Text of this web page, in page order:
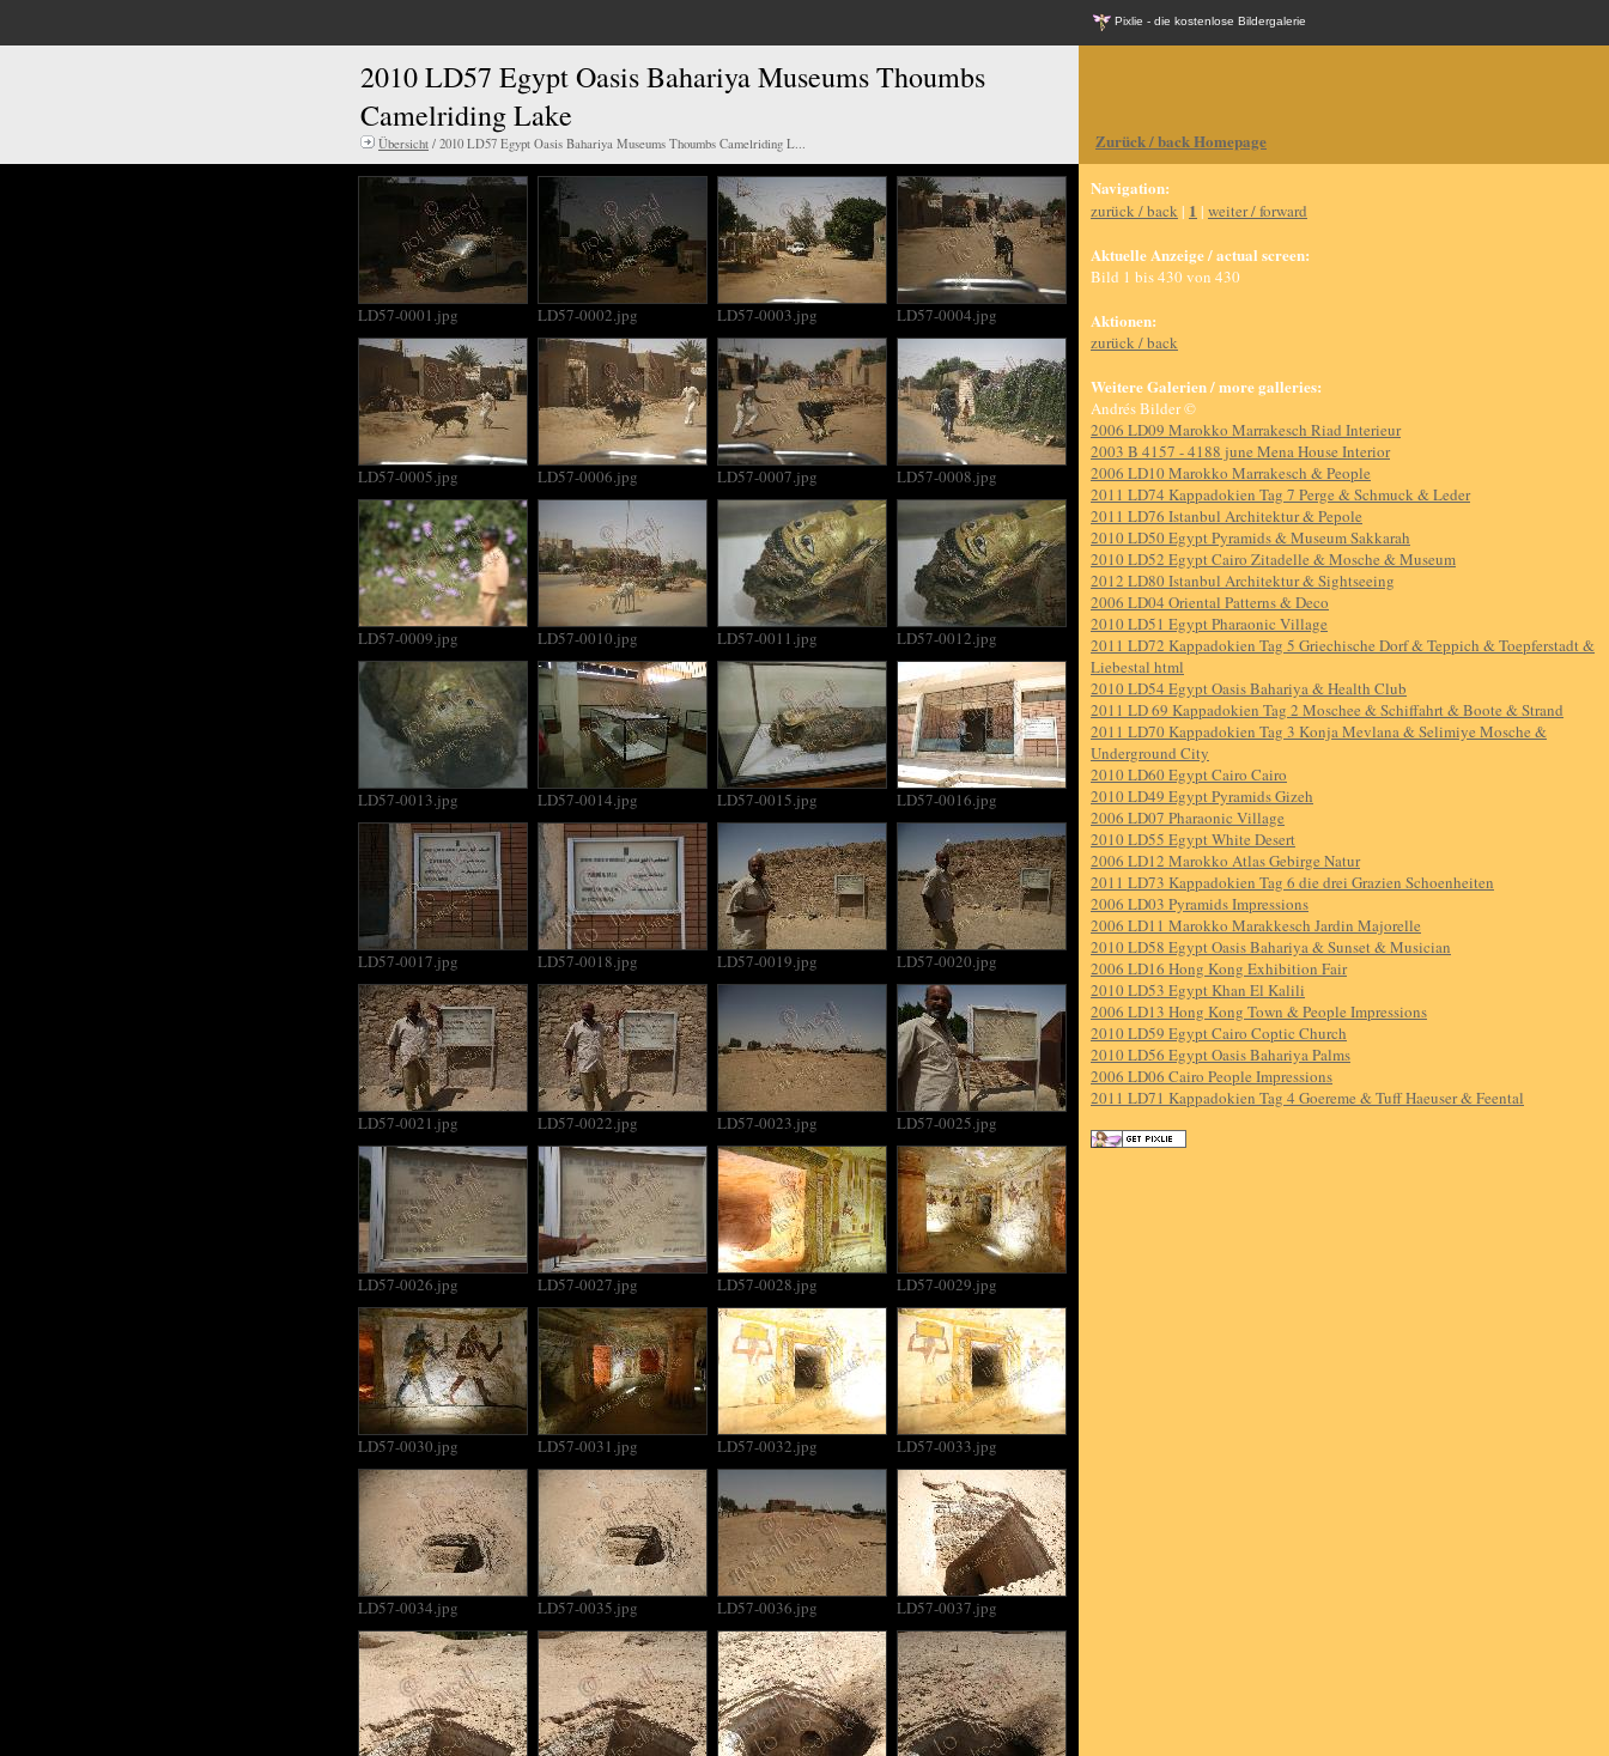
Pixlie - die kostenlose Bildergalerie
2010 LD57 Egypt Oasis Bahariya Museums Thoumbs
Camelriding Lake
Übersicht / 2010 LD57 Egypt Oasis Bahariya Museums Thoumbs Camelriding L... Zurück / back Homepage
LD57-0001.jpg LD57-0002.jpg LD57-0003.jpg LD57-0004.jpg
LD57-0005.jpg LD57-0006.jpg LD57-0007.jpg LD57-0008.jpg
LD57-0009.jpg LD57-0010.jpg LD57-0011.jpg LD57-0012.jpg
LD57-0013.jpg LD57-0014.jpg LD57-0015.jpg LD57-0016.jpg
LD57-0017.jpg LD57-0018.jpg LD57-0019.jpg LD57-0020.jpg
LD57-0021.jpg LD57-0022.jpg LD57-0023.jpg LD57-0025.jpg
LD57-0026.jpg LD57-0027.jpg LD57-0028.jpg LD57-0029.jpg
LD57-0030.jpg LD57-0031.jpg LD57-0032.jpg LD57-0033.jpg
LD57-0034.jpg LD57-0035.jpg LD57-0036.jpg LD57-0037.jpg
Navigation:
zurück / back | 1 | weiter / forward
Aktuelle Anzeige / actual screen:
Bild 1 bis 430 von 430
Aktionen:
zurück / back
Weitere Galerien / more galleries:
Andrés Bilder ©
2006 LD09 Marokko Marrakesch Riad Interieur
2003 B 4157 - 4188 june Mena House Interior
2006 LD10 Marokko Marrakesch & People
2011 LD74 Kappadokien Tag 7 Perge & Schmuck & Leder
2011 LD76 Istanbul Architektur & Pepole
2010 LD50 Egypt Pyramids & Museum Sakkarah
2010 LD52 Egypt Cairo Zitadelle & Mosche & Museum
2012 LD80 Istanbul Architektur & Sightseeing
2006 LD04 Oriental Patterns & Deco
2010 LD51 Egypt Pharaonic Village
2011 LD72 Kappadokien Tag 5 Griechische Dorf & Teppich & Toepferstadt &
Liebestal html
2010 LD54 Egypt Oasis Bahariya & Health Club
2011 LD 69 Kappadokien Tag 2 Moschee & Schiffahrt & Boote & Strand
2011 LD70 Kappadokien Tag 3 Konja Mevlana & Selimiye Mosche &
Underground City
2010 LD60 Egypt Cairo Cairo
2010 LD49 Egypt Pyramids Gizeh
2006 LD07 Pharaonic Village
2010 LD55 Egypt White Desert
2006 LD12 Marokko Atlas Gebirge Natur
2011 LD73 Kappadokien Tag 6 die drei Grazien Schoenheiten
2006 LD03 Pyramids Impressions
2006 LD11 Marokko Marakkesch Jardin Majorelle
2010 LD58 Egypt Oasis Bahariya & Sunset & Musician
2006 LD16 Hong Kong Exhibition Fair
2010 LD53 Egypt Khan El Kalili
2006 LD13 Hong Kong Town & People Impressions
2010 LD59 Egypt Cairo Coptic Church
2010 LD56 Egypt Oasis Bahariya Palms
2006 LD06 Cairo People Impressions
2011 LD71 Kappadokien Tag 4 Goereme & Tuff Haeuser & Feental